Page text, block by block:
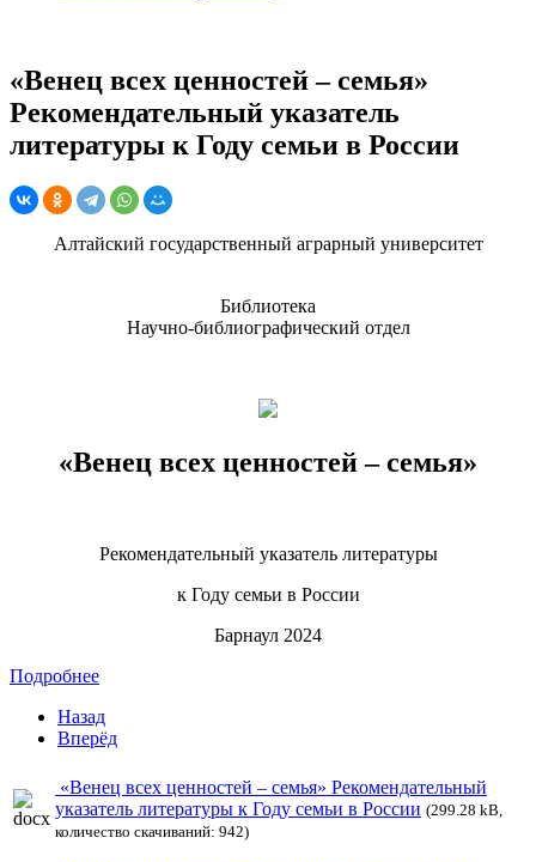
«Венец всех ценностей – семья»
Рекомендательный указатель
литературы к Году семьи в России
Алтайский государственный аграрный университет
Библиотека
Научно-библиографический отдел
«Венец всех ценностей – семья»
Рекомендательный указатель литературы
к Году семьи в России
Барнаул 2024
Подробнее
Назад
Вперёд
«Венец всех ценностей – семья» Рекомендательный
указатель литературы к Году семьи в России (299.28 kB,
количество скачиваний: 942)